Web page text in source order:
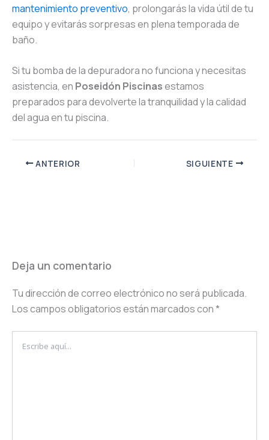
mantenimiento preventivo, prolongarás la vida útil de tu
equipo y evitarás sorpresas en plena temporada de
baño.
Si tu bomba de la depuradora no funciona y necesitas
asistencia, en Poseidón Piscinasestamos
preparados para devolverte la tranquilidad y la calidad
del agua en tu piscina.
ANTERIOR SIGUIENTE
Deja un comentario
Tu dirección de correo electrónico no será publicada.
Los campos obligatorios están marcados con*
aquí...